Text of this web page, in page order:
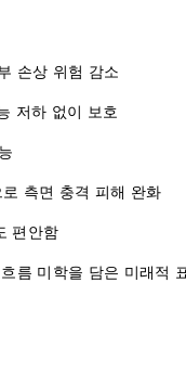
손상 위험 감소
저하 없이 보호
측면 충격 피해 완화
편안함
름 미학을 담은 미래적